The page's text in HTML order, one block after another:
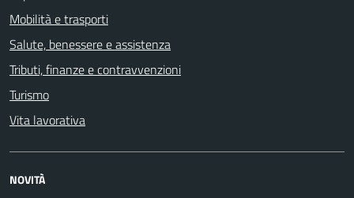
Mobilità e trasporti
Salute, benessere e assistenza
Tributi, finanze e contravvenzioni
Turismo
Vita lavorativa
NOVITÀ